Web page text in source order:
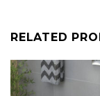
RELATED